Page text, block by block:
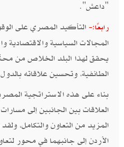
"داعش".
رابعًا:- التأكيد المصري على
المجالات السياسية والاقتصادية
يحقق لهذا البلد الخلاص من
الطائفية، وتحسين علاقاته
بناء على هذه الاستراتجية
العلاقات بين الجانبين إلى
المزيد من التعاون والتكامل،
الأردن إلى جانبهما في محور